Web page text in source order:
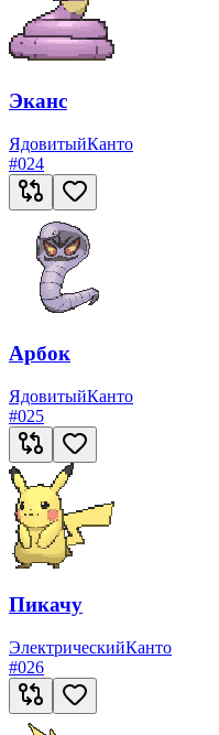
Эканс
ЯдовитыйКанто
#024
Арбок
ЯдовитыйКанто
#025
Пикачу
ЭлектрическийКанто
#026